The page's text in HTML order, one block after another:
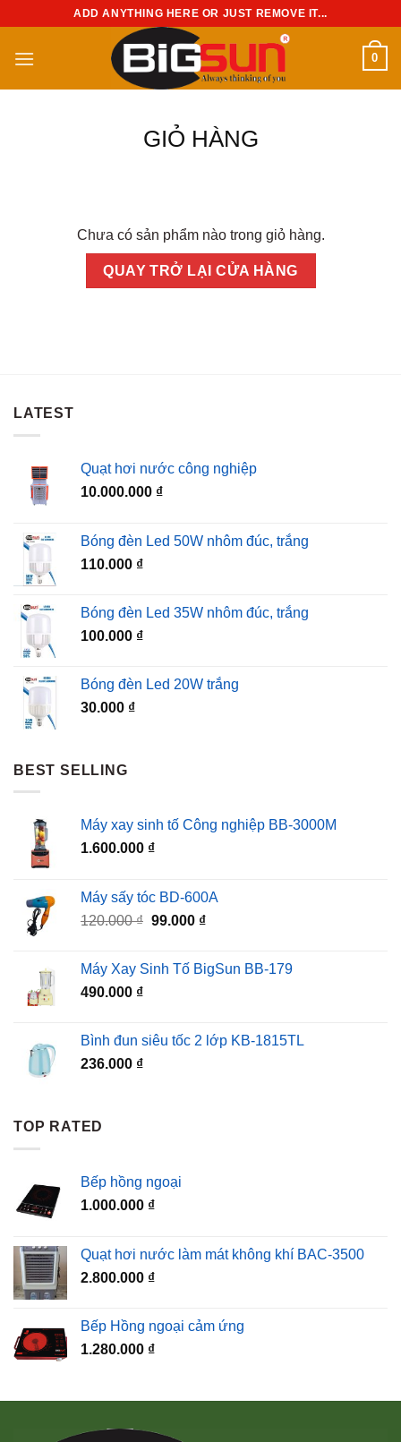
nội
ADD ANYTHING HERE OR JUST REMOVE IT...
0
GIỎ HÀNG
Chưa có sản phẩm nào trong giỏ hàng.
QUAY TRỞ LẠI CỬA HÀNG
LATEST
Quạt hơi nước công nghiệp
10.000.000 ₫
Bóng đèn Led 50W nhôm đúc, trắng
110.000 ₫
Bóng đèn Led 35W nhôm đúc, trắng
100.000 ₫
Bóng đèn Led 20W trắng
30.000 ₫
BEST SELLING
Máy xay sinh tố Công nghiệp BB-3000M
1.600.000 ₫
Máy sấy tóc BD-600A
120.000₫ Giá
120.000 ₫.
99.000 ₫Giá
là:
Máy Xay Sinh Tố BigSun BB-179
490.000 ₫
Bình đun siêu tốc 2 lớp KB-1815TL
236.000 ₫
TOP RATED
Bếp hồng ngoại
1.000.000 ₫
Quạt hơi nước làm mát không khí BAC-3500
2.800.000 ₫
Bếp Hồng ngoại cảm ứng
1.280.000 ₫